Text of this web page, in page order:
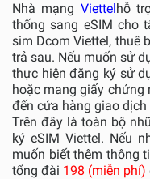
Nhà mạng Viettelhỗ
thống sang eSIM cho
sim Dcom Viettel, thuê
trả sau. Nếu muốn sử
thực hiện đăng ký sử
hoặc mang giấy
đến cửa hàng giao
Trên đây là toàn bộ
ký eSIM Viettel. Nếu
muốn biết thêm thông
tổng đài 198 (miễn phí)